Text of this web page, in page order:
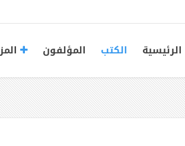
الرئيسية الكتب المؤلفون